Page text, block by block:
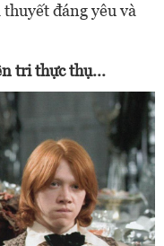
đáng yêu và
tri thực thụ...